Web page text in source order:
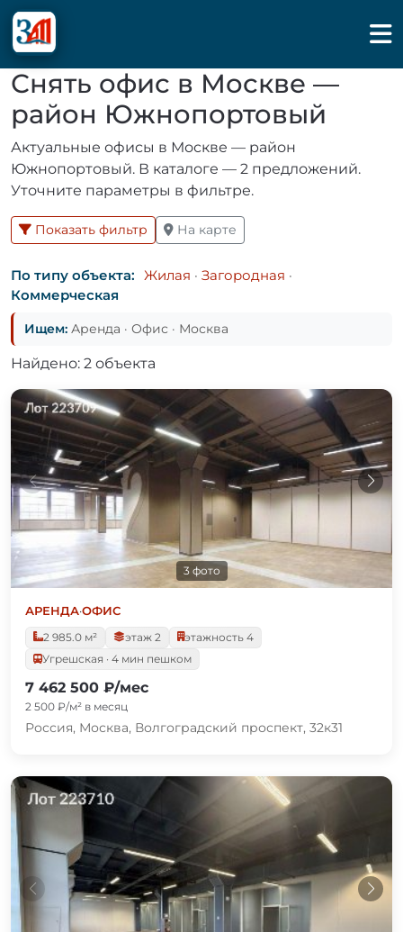
Снять офис в Москве —
район Южнопортовый
Актуальные офисы в Москве — район
Южнопортовый. В каталоге — 2 предложений.
Уточните параметры в фильтре.
Показать фильтр На карте
По типу объекта: Жилая · Загородная ·
Коммерческая
Ищем: Аренда · Офис · Москва
Найдено: 2 объекта
3 фото
АРЕНДА·ОФИС
2 985.0 м²
этаж 2
этажность 4
Угрешская · 4 мин пешком
7 462 500 ₽/мес
2 500 ₽/м² в месяц
Россия, Москва, Волгоградский проспект, 32к31